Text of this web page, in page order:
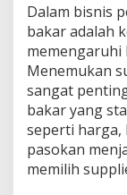
Dalam bisnis
bakar adalah
memengaruhi
Menemukan
sangat
bakar yang
seperti harga,
pasokan
memilih